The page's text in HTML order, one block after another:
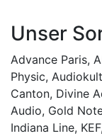
Unser
Advance Paris,
Physic,
Canton, Divine
Audio, Gold
Indiana Line, KEF,